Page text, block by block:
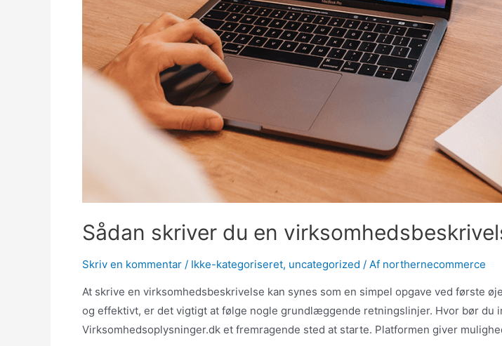
Sådan skriver du en
Skriv en kommentar / Ikke-kategoriseret, uncategorized / Af northernecommerce
At skrive en virksomhedsbeskrivelse kan synes som en simpel opgave ved første
og effektivt, er det vigtigt at følge nogle grundlæggende retningslinjer. Hvor bør du
Virksomhedsoplysninger.dk et fremragende sted at starte. Platformen giver